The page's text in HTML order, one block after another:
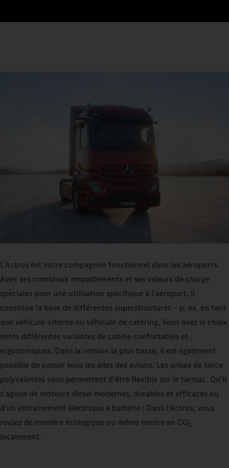
L'Actros est votre compagnon fonctionnel dans les aéroports.
Avec ses nombreux empattements et ses valeurs de charge
spéciales pour une utilisation spécifique à l'aéroport, il
constitue la base de différentes superstructures – p. ex. en tant
que véhicule-citerne ou véhicule de catering. Vous avez le choix
entre différentes variantes de cabine confortables et
ergonomiques. Dans la version la plus basse, il est également
possible de passer sous les ailes des avions. Les prises de force
polyvalentes vous permettent d'être flexible sur le tarmac. Qu'il
s'agisse de moteurs diesel modernes, durables et efficaces ou
d'un entraînement électrique à batterie : Dans l'Actros, vous
roulez de manière écologique ou même neutre en CO2
localement.